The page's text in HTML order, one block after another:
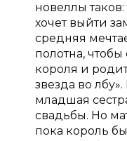
новеллы
хочет выйти
средняя
полотна,
короля и
звезда во
младшая
свадьбы. Но
пока король